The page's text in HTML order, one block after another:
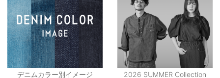
デニムカラー別イメージ
2026 SUMMER Collection